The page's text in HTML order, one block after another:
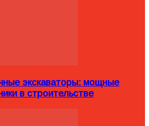
экскаваторы: мощные
в строительстве